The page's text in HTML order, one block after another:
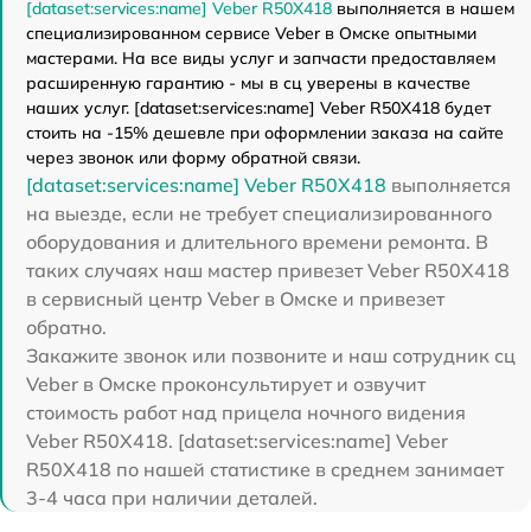
[dataset:services:name] Veber R50X418 выполняется в нашем
специализированном сервисе Veber в Омске опытными
мастерами. На все виды услуг и запчасти предоставляем
расширенную гарантию - мы в сц уверены в качестве
наших услуг. [dataset:services:name] Veber R50X418 будет
стоить на -15% дешевле при оформлении заказа на сайте
через звонок или форму обратной связи.
[dataset:services:name] Veber R50X418 выполняется
на выезде, если не требует специализированного
оборудования и длительного времени ремонта. В
таких случаях наш мастер привезет Veber R50X418
в сервисный центр Veber в Омске и привезет
обратно.
Закажите звонок или позвоните и наш сотрудник сц
Veber в Омске проконсультирует и озвучит
стоимость работ над прицела ночного видения
Veber R50X418. [dataset:services:name] Veber
R50X418 по нашей статистике в среднем занимает
3-4 часа при наличии деталей.